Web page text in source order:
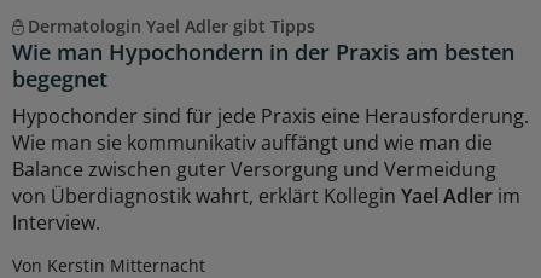
Dermatologin Yael Adler gibt Tipps
Wie man Hypochondern in der Praxis am besten
begegnet
Hypochonder sind für jede Praxis eine Herausforderung.
Wie man sie kommunikativ auffängt und wie man die
Balance zwischen guter Versorgung und Vermeidung
von Überdiagnostik wahrt, erklärt Kollegin Yael Adler im
Interview.
Von Kerstin Mitternacht